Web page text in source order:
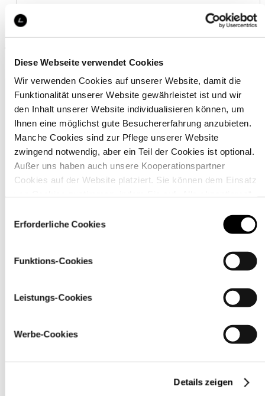
Diese Webseite verwendet Cookies
Wir verwenden Cookies auf unserer Website, damit die
Funktionalität unserer Website gewährleistet ist und wir
den Inhalt unserer Website individualisieren können, um
Ihnen eine möglichst gute Besuchererfahrung anzubieten.
Manche Cookies sind zur Pflege unserer Website
zwingend notwendig, aber ein Teil der Cookies ist optional.
Außer uns haben auch unsere Kooperationspartner
Cookies auf der Website platziert. Sie können dem Einsatz
über den Link „Cookie-Einstellungen
Erforderliche Cookies
Funktions-Cookies
Leistungs-Cookies
Werbe-Cookies
Details zeigen
Leider haben wir keine Treffer für Ihre Suchanfrage
gefunden
Kundenservice
Für